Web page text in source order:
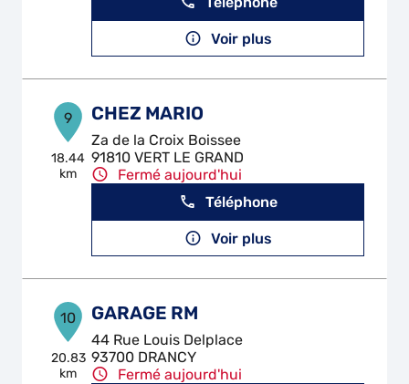
Voir plus
9
18.44
km
CHEZ MARIO
Za de la Croix Boissee
91810 VERT LE GRAND
Fermé aujourd'hui
Téléphone
Voir plus
10
20.83
km
GARAGE RM
44 Rue Louis Delplace
93700 DRANCY
Fermé aujourd'hui